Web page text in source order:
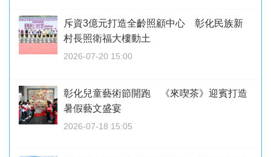
斥資3億元打造全齡照顧中心 彰化民族新
村長照衛福大樓動土
2026-07-20 15:00
彰化兒童藝術節開跑 《來喫茶》迎賓打造
暑假藝文盛宴
2026-07-18 15:05